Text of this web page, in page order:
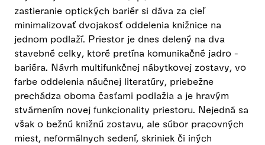
zastieranie optických bariér si dáva za cieľ
minimalizovať dvojakosť oddelenia knižnice na
jednom podlaží. Priestor je dnes delený na dva
stavebné celky, ktoré pretína komunikačné jadro -
bariéra. Návrh multifunkčnej nábytkovej zostavy, vo
farbe oddelenia náučnej literatúry, priebežne
prechádza oboma časťami podlažia a je hravým
stvárnením novej funkcionality priestoru. Nejedná sa
však o bežnú knižnú zostavu, ale súbor pracovných
miest, neformálnych sedení, skriniek či iných